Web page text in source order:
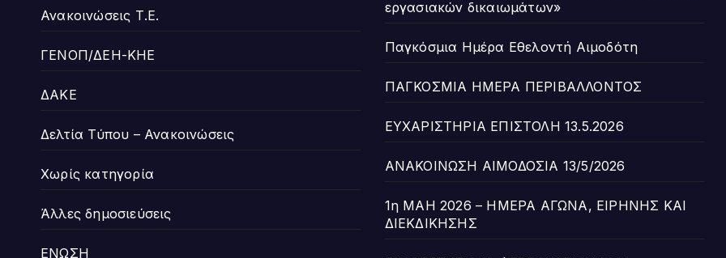
Ανακοινώσεις Τ.Ε.
ΓΕΝΟΠ/ΔΕΗ-ΚΗΕ
ΔΑΚΕ
Δελτία Τύπου – Ανακοινώσεις
Χωρίς κατηγορία
Άλλες δημοσιεύσεις
ΕΝΩΣΗ
εργασιακών δικαιωμάτων»
Παγκόσμια Ημέρα Εθελοντή Αιμοδότη
ΠΑΓΚΟΣΜΙΑ ΗΜΕΡΑ ΠΕΡΙΒΑΛΛΟΝΤΟΣ
ΕΥΧΑΡΙΣΤΗΡΙΑ ΕΠΙΣΤΟΛΗ 13.5.2026
ΑΝΑΚΟΙΝΩΣΗ ΑΙΜΟΔΟΣΙΑ 13/5/2026
1η ΜΑΗ 2026 – ΗΜΕΡΑ ΑΓΩΝΑ, ΕΙΡΗΝΗΣ ΚΑΙ
ΔΙΕΚΔΙΚΗΣΗΣ